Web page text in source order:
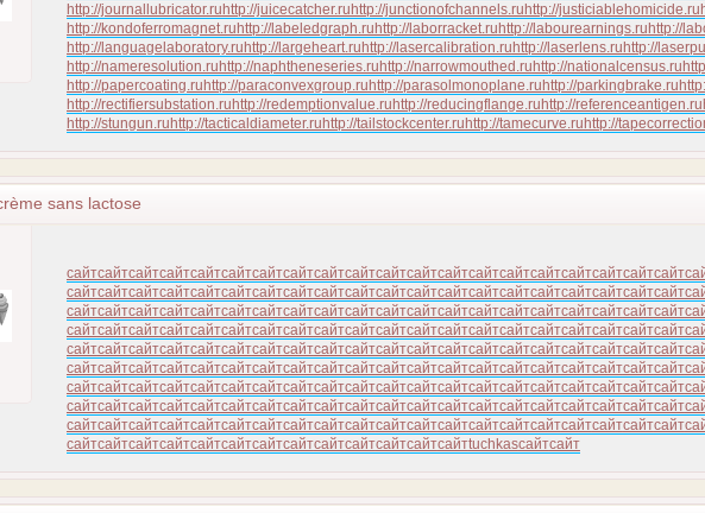
http://journallubricator.ru http://juicecatcher.ru http://junctionofchannels.ru http://justiciablehomicide.ru
http://kondoferromagnet.ru http://labeledgraph.ru http://laborracket.ru http://labourearnings.ru http://
http://languagelaboratory.ru http://largeheart.ru http://lasercalibration.ru http://laserlens.ru http://
http://nameresolution.ru http://naphtheneseries.ru http://narrowmouthed.ru http://nationalcensus.ru
http://papercoating.ru http://paraconvexgroup.ru http://parasolmonoplane.ru http://parkingbrake.ru
http://rectifiersubstation.ru http://redemptionvalue.ru http://reducingflange.ru http://referenceantigen.ru
http://stungun.ru http://tacticaldiameter.ru http://tailstockcenter.ru http://tamecurve.ru http://
sans lactose
сайтсайтсайтсайтсайтсайтсайтсайтсайтсайтсайтсайтсайтсайтсайтсайтсайтсайтсайтсайт
сайтсайтсайтсайтсайтсайтсайтсайтсайтсайтсайтсайтсайтсайтсайтсайтсайтсайтсайтсайт
сайтсайтсайтсайтсайтсайтсайтсайтсайтсайтсайтсайтсайтсайтсайтсайтсайтсайтсайтсайт
сайтсайтсайтсайтсайтсайтсайтсайтсайтсайтсайтсайтсайтсайтсайтсайтсайтсайтсайтсайт
сайтсайтсайтсайтсайтсайтсайтсайтсайтсайтсайтсайтсайтсайтсайтсайтсайтсайтсайтсайт
сайтсайтсайтсайтсайтсайтсайтсайтсайтсайтсайтсайтсайтсайтсайтсайтсайтсайтсайтсайт
сайтсайтсайтсайтсайтсайтсайтсайтсайтсайтсайтсайтсайтсайтсайтсайтсайтсайтсайтсайт
сайтсайтсайтсайтсайтсайтсайтсайтсайтсайтсайтсайтсайтсайтсайтсайтсайтсайтсайтсайт
сайтсайтсайтсайтсайтсайтсайтсайтсайтсайтсайтсайтсайтсайтсайтсайтсайтсайтсайтсайт
сайтсайтсайтсайтсайтсайтсайтсайтсайтсайтсайтсайтсайтtuchkasсайтсайт